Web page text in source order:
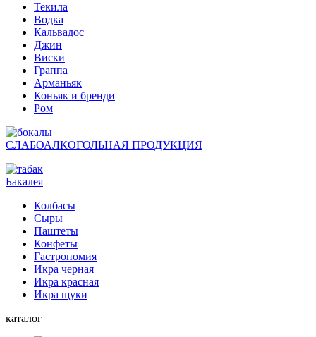
Текила
Водка
Кальвадос
Джин
Виски
Граппа
Арманьяк
Коньяк и бренди
Ром
СЛАБОАЛКОГОЛЬНАЯ ПРОДУКЦИЯ
Бакалея
Колбасы
Сыры
Паштеты
Конфеты
Гастрономия
Икра черная
Икра красная
Икра щуки
каталог